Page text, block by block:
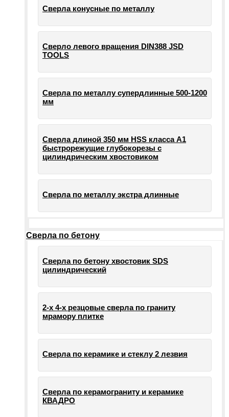
Сверла конусные по металлу
Сверло левого вращения DIN388 JSD
TOOLS
Сверла по металлу супердлинные 500-1200
мм
Сверла длиной 350 мм HSS класса А1
быстрорежущие глубокорезы с
цилиндрическим хвостовиком
Сверла по металлу экстра длинные
Сверла по бетону
Сверла по бетону хвостовик SDS
цилиндрический
2-х 4-х резцовые сверла по граниту
мрамору плитке
Сверла по керамике и стеклу 2 лезвия
Сверла по керамограниту и керамике
КВАДРО